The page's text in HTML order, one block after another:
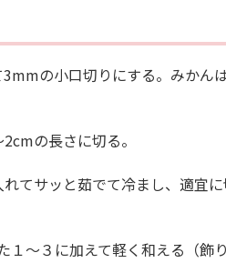
の小口切りにする。みかん
の長さに切る。
てサッと茹でて冷まし、適宜
〜３に加えて軽く和える（飾